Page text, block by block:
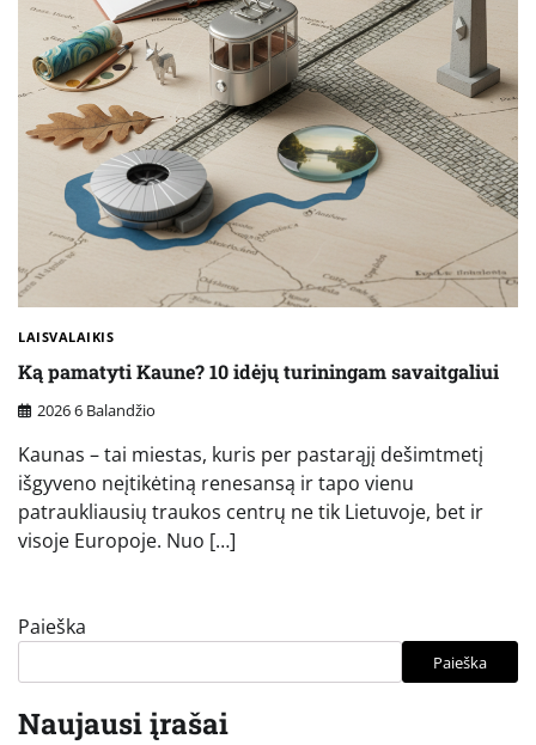
LAISVALAIKIS
Ką pamatyti Kaune? 10 idėjų turiningam savaitgaliui
2026 6 Balandžio
Kaunas – tai miestas, kuris per pastarąjį dešimtmetį
išgyveno neįtikėtiną renesansą ir tapo vienu
patraukliausių traukos centrų ne tik Lietuvoje, bet ir
visoje Europoje. Nuo […]
Paieška
Paieška
Naujausi įrašai